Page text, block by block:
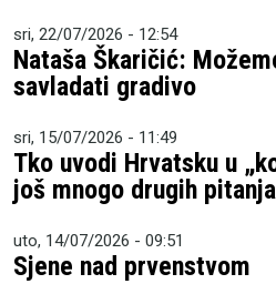
sri, 22/07/2026 - 12:54
Nataša Škaričić:
savladati gradivo
sri, 15/07/2026 - 11:49
Tko uvodi Hrvatsku u
još mnogo drugih
uto, 14/07/2026 - 09:51
Sjene nad prvenstvom